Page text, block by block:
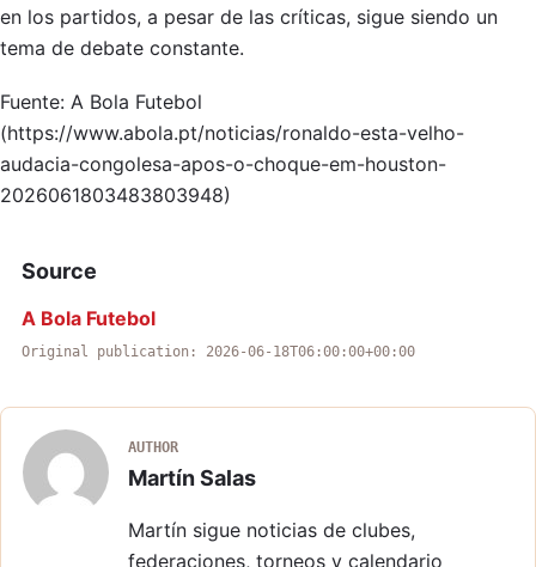
en los partidos, a pesar de las críticas, sigue siendo un
tema de debate constante.
Fuente: A Bola Futebol
(https://www.abola.pt/noticias/ronaldo-esta-velho-
audacia-congolesa-apos-o-choque-em-houston-
2026061803483803948)
Source
A Bola Futebol
Original publication: 2026-06-18T06:00:00+00:00
AUTHOR
Martín Salas
Martín sigue noticias de clubes,
federaciones, torneos y calendario